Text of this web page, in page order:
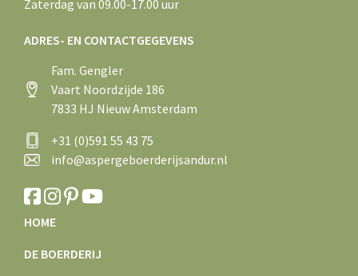
Zaterdag van 09.00-17.00 uur
ADRES- EN CONTACTGEGEVENS
Fam. Gengler
Vaart Noordzijde 186
7833 HJ Nieuw Amsterdam
+31 (0)591 55 43 75
info@aspergeboerderijsandur.nl
HOME
DE BOERDERIJ